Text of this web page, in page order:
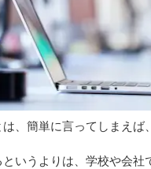
、簡単に言ってしまえば、
いうよりは、学校や会